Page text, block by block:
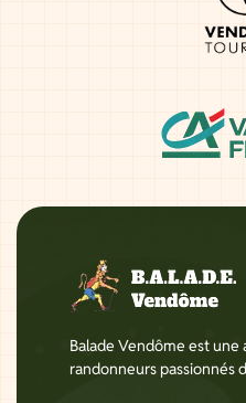
Balade Vendôme est une
randonneurs passionnés